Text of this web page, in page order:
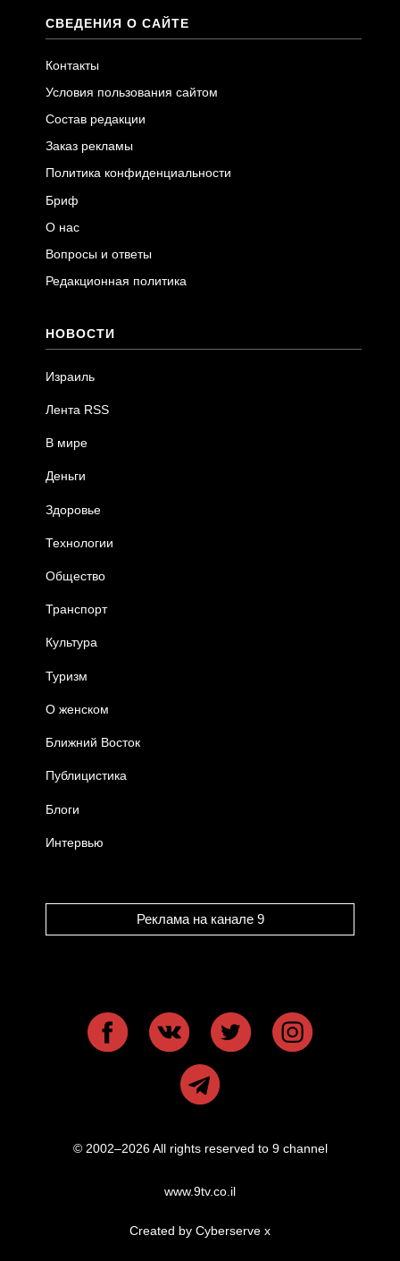
СВЕДЕНИЯ О САЙТЕ
Контакты
Условия пользования сайтом
Состав редакции
Заказ рекламы
Политика конфиденциальности
Бриф
О нас
Вопросы и ответы
Редакционная политика
НОВОСТИ
Израиль
Лента RSS
В мире
Деньги
Здоровье
Технологии
Общество
Транспорт
Культура
Туризм
О женском
Ближний Восток
Публицистика
Блоги
Интервью
Реклама на канале 9
© 2002–2026 All rights reserved to 9 channel
www.9tv.co.il
Created by Cyberserve x